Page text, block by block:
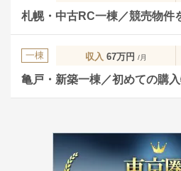
札幌・中古RC一棟／競売物件
一棟 収入 67万円 /月
亀戸・新築一棟／初めての購